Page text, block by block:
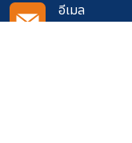
อีเมล